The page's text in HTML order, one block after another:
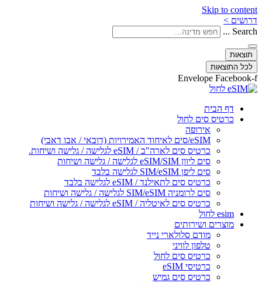
Skip to content
דרושים >
Search ...
תוצאות
לכל התוצאות
Envelope Facebook-f
דף הבית
כרטיס סים לחול
אירופה
eSIM/סים לאיחוד האמירויות (דובאי / אבו דאבי)
כרטיס סים לארה"ב / eSIM לגלישה / גלישה ושיחות.
סים ליוון eSIM/SIM לגלישה / גלישה ושיחות
סים ליפן SIM/eSIM לגלישה בלבד
כרטיס סים לתאילנד / eSIM לגלישה בלבד
סים לרומניה SIM/eSIM לגלישה / גלישה ושיחות
כרטיס סים לאיטליה / eSIM לגלישה / גלישה ושיחות
esim לחול
מוצרים ושירותים
מודם סלולארי נייד
טלפון לוויני
כרטיס סים לחול
כרטיסי eSIM
כרטיס סים גמיש